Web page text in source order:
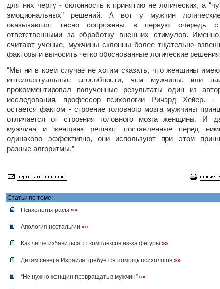
для них черту - склонность к принятию не логических, а
эмоциональных” решений. А вот у мужчин
оказываются тесно сопряжены в первую очередь
ответственными за обработку внешних стимулов. Именно
считают ученые, мужчины склонны более тщательно
факторы и выносить четко обоснованные логические
“Мы ни в коем случае не хотим сказать, что женщины
интеллектуальные способности, чем мужчины, или
прокомментировал полученные результаты один из
исследования, профессор психологии Ричард Хейер.
остается фактом - строение головного мозга мужчины
отличается от строения головного мозга женщины. И
мужчина и женщина решают поставленные перед
одинаково эффективно, они используют при этом
разные алгоритмы.”
Статьи по теме:
Психология расы »»
Апология ностальгии »»
Как легче избавиться от комплексов из-за фигуры »»
Детям севера Израиля требуется помощь психологов »»
“Не нужно женщин превращать в мужчин” »»